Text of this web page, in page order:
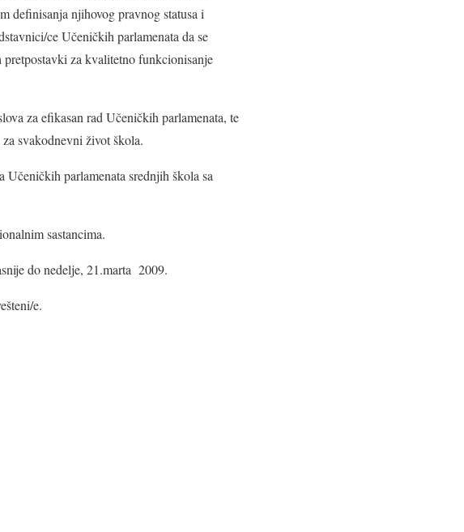
definisanja njihovog pravnog statusa i
ce Učeničkih parlamenata da se
za kvalitetno funkcionisanje
za efikasan rad Učeničkih parlamenata, te
svakodnevni život škola.
Učeničkih parlamenata srednjih škola sa
sastancima.
do nedelje, 21.marta 2009.
e.